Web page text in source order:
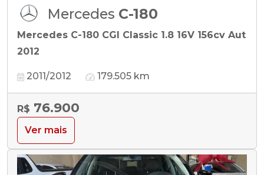
Mercedes C-180
Mercedes C-180 CGI Classic 1.8 16V 156cv Aut
2012
2011/2012 179.505 km
R$ 76.900
Ver mais